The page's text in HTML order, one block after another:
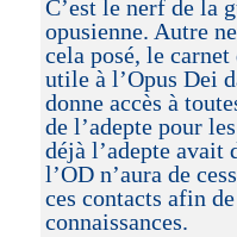
C’est le nerf de la
opusienne. Autre
cela posé, le
utile à l’Opus Dei
donne accès à
de l’adepte pour
déjà l’adepte avait
l’OD n’aura de
ces contacts afin
connaissances.